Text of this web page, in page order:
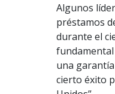
Algunos
préstamos
durante el
una
cierto éxito